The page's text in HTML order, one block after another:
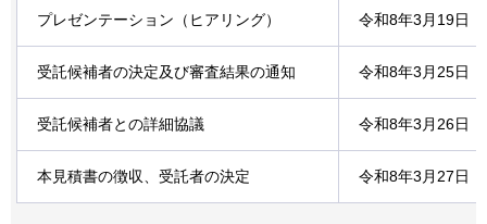
プレゼンテーション（ヒアリング） 令和8年3月19日
受託候補者の決定及び審査結果の通知 令和8年3月25日
受託候補者との詳細協議 令和8年3月26日
本見積書の徴収、受託者の決定 令和8年3月27日